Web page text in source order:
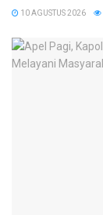
10 AGUSTUS 2026